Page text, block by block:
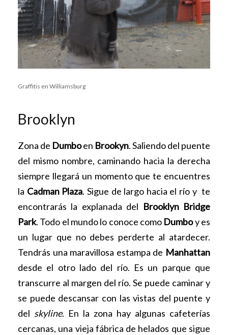
Graffitis en Williamsburg
Brooklyn
Zona de Dumboen Brookyn. Saliendo del puente
del mismo nombre, caminando hacia la derecha
siempre llegará un momento que te encuentres
la Cadman Plaza. Sigue de largo hacia el río y te
encontrarás la explanada del Brooklyn Bridge
Park. Todo el mundo lo conoce como Dumboy es
un lugar que no debes perderte al atardecer.
Tendrás una maravillosa estampa de Manhattan
desde el otro lado del río. Es un parque que
transcurre al margen del río. Se puede caminar y
se puede descansar con las vistas del puente y
del skyline. En la zona hay algunas cafeterías
cercanas, una vieja fábrica de helados que sigue